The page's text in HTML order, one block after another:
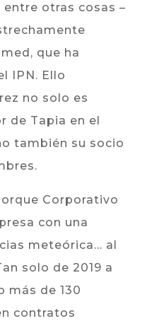
otras cosas –
que ha
IPN. Ello
no solo es
de Tapia en el
también su socio
Corporativo
con una
meteórica… al
solo de 2019 a
más de 130
contratos